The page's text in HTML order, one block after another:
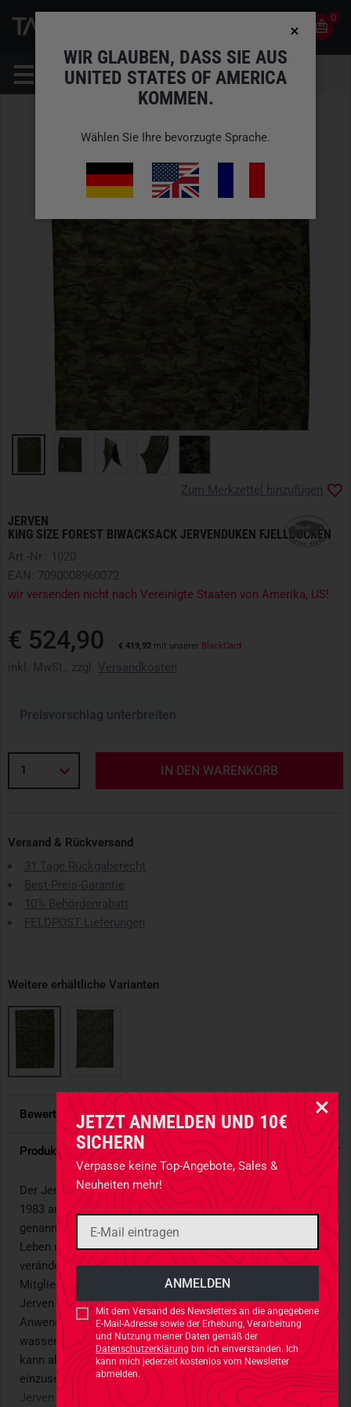
JETZT ANMELDEN UND 10€
SICHERN
Verpasse keine Top-Angebote, Sales &
Neuheiten mehr!
Mit dem Versand des Newsletters an die angegebene
E-Mail-Adresse sowie der Erhebung, Verarbeitung
und Nutzung meiner Daten gemäß der
Datenschutzerklärungbin ich einverstanden. Ich
kann mich jederzeit kostenlos vom Newsletter
abmelden.
0
JERVEN
KING SIZE FOREST BIWACKSACK JERVENDUKEN FJELLDUCKEN
Zum Merkzettel hinzufügen
Art.-Nr.: 1020
EAN: 7090008960072
wir versenden nicht nach Vereinigte Staaten von Amerika, US!
€ 524,90 € 419,92 mit unserer BlackCard
inkl. MwSt., zzgl. Versandkosten
Preisvorschlag unterbreiten
1 IN DEN WARENKORB
Versand & Rückversand
31 Tage Rückgaberecht
Best-Preis-Garantie
10% Behördenrabatt
FELDPOST Lieferungen
Weitere erhältliche Varianten
Bewertungen 4.91/ 5 Sternen
Produktdetails
Der Jerven Biwaksack, der seit seiner Erfindung im Jahr
1983 auch gerne „der arktische Lebensretter aus Norwegen“
genannt wird, hat in den letzten 30 Jahren das Outdoor-
Leben norwegischer Jäger und Soldaten grundlegend
verändert und wird heute auch von vielen Nato-
Mitgliedsstaaten eingesetzt. Für den Jerven „Duken“, den
Jerven Biwaksack, gibt es unzählige, ganz verschiedene
Anwendungsbereiche. In erster Linie wurde er als wind- und
wasserdichter Poncho/Windschutz für Jäger konzipiert,
kann aber genauso gut als Behelfsbiwak oder flexibel
einzusetzende Zeltplane/Persenning genutzt werden. Der
Jerven Biwaksack kann sowohl Sie, als auch Ihren
WIR GLAUBEN, DASS SIE AUS
UNITED STATES OF AMERICA
KOMMEN.
Wählen Sie Ihre bevorzugte Sprache.